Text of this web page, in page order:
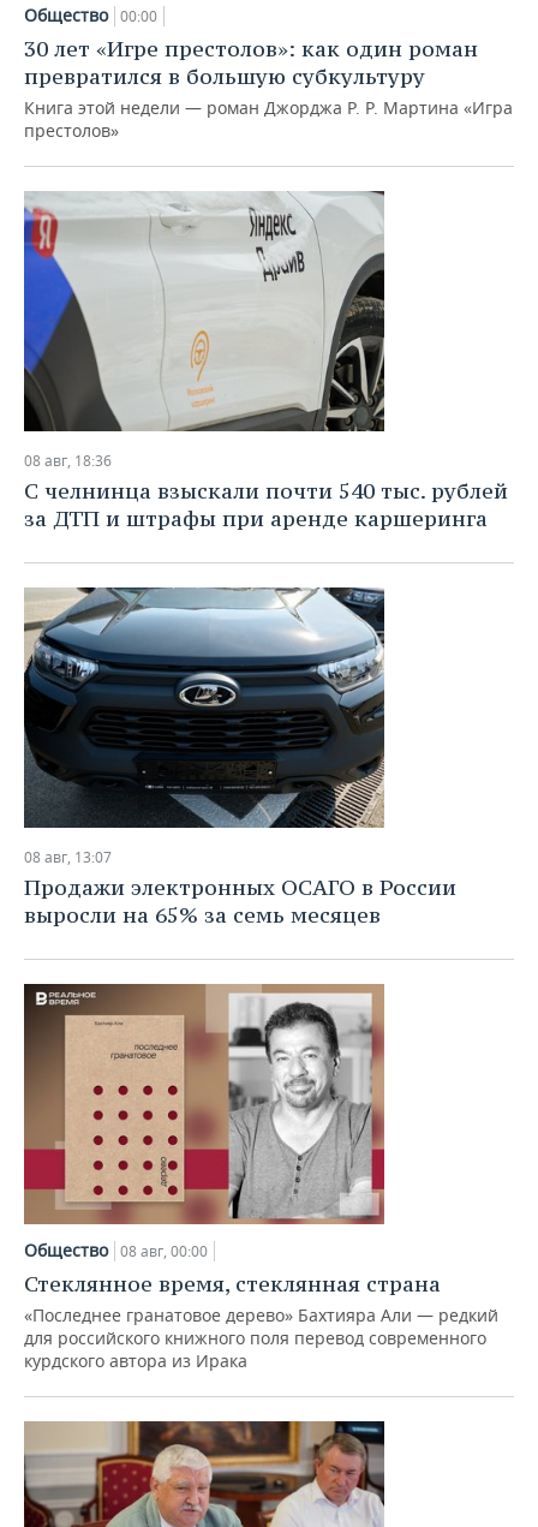
НЕФТЕХИМИЯ
НЕФТЬ
ОПК
ЭНЕРГЕТИКА
РОЗНИЧНАЯ ТОРГОВЛЯ
ТРАНСПОРТ
НОВОСТИ ТЕХНОЛОГИЙ
IT
ТЕЛЕКОММУНИКАЦИИ
МЕРОПРИЯТИЯ
НОВОСТИ МЕРОПРИЯТИЙ
БИЗНЕС-БРАНЧИ
ONLINE-КОНФЕРЕНЦИИ
ОТКРЫТАЯ ЛЕКЦИЯ
СПОРТ
ФУТБОЛ
ХОККЕЙ
БАСКЕТБОЛ
ВОЛЕЙБОЛ
КИБЕРСПОРТ
ФИГУРНОЕ КАТАНИЕ
ХОККЕЙ С МЯЧОМ
НОВОСТИ ОБЩЕСТВА
ВЛАСТЬ
ИНФРАСТРУКТУРА
ИСТОРИЯ
КУЛЬТУРА
МЕДИЦИНА
ПРОИСШЕСТВИЯ
ФОТОГАЛЕРЕЯ
СЮЖЕТЫ
СПРАВОЧНИК
СПИСОК ПЕРСОН
СПИСОК КОМПАНИЙ
ПОЛНАЯ ВЕРСИЯ
Общество 00:00
30 лет «Игре престолов»: как один роман
превратился в большую субкультуру
Книга этой недели — роман Джорджа Р. Р. Мартина «Игра
престолов»
08 авг, 18:36
С челнинца взыскали почти 540 тыс. рублей
за ДТП и штрафы при аренде каршеринга
08 авг, 13:07
Продажи электронных ОСАГО в России
выросли на 65% за семь месяцев
Общество 08 авг, 00:00
Стеклянное время, стеклянная страна
«Последнее гранатовое дерево» Бахтияра Али — редкий
для российского книжного поля перевод современного
курдского автора из Ирака